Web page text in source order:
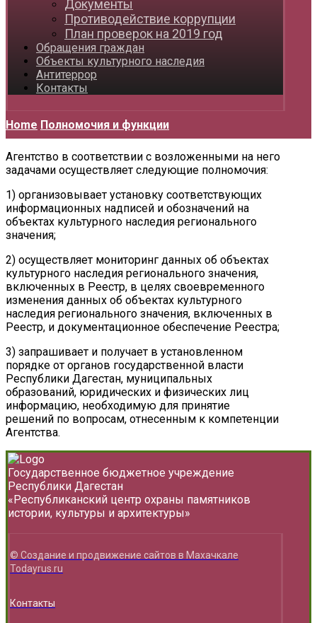
Документы
Противодействие коррупции
План проверок на 2019 год
Обращения граждан
Объекты культурного наследия
Антитеррор
Контакты
Home Полномочия и функции
Агентство в соответствии с возложенными на него
задачами осуществляет следующие полномочия:
1) организовывает установку соответствующих
информационных надписей и обозначений на
объектах культурного наследия регионального
значения;
2) осуществляет мониторинг данных об объектах
культурного наследия регионального значения,
включенных в Реестр, в целях своевременного
изменения данных об объектах культурного
наследия регионального значения, включенных в
Реестр, и документационное обеспечение Реестра;
3) запрашивает и получает в установленном
порядке от органов государственной власти
Республики Дагестан, муниципальных
образований, юридических и физических лиц
информацию, необходимую для принятие
решений по вопросам, отнесенным к компетенции
Агентства.
Государственное бюджетное учреждение
Республики Дагестан
«Республиканский центр охраны памятников
истории, культуры и архитектуры»
© Создание и продвижение сайтов в Махачкале
Todayrus.ru
Контакты